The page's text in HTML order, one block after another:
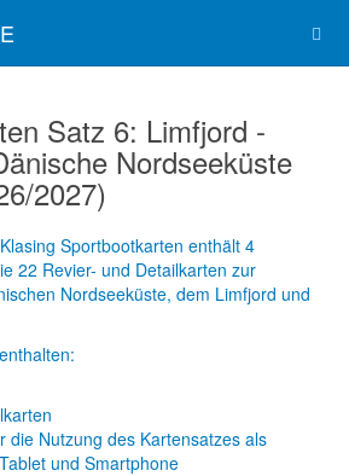
Satz 6: Limfjord -
Nordseeküste
2027)
Sportbootkarten enthält 4
22 Revier- und Detailkarten zur
Nordseeküste, dem Limfjord und
die Nutzung des Kartensatzes als
und Smartphone